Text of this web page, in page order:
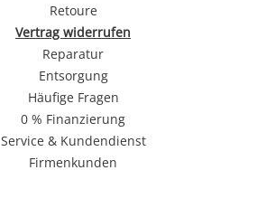
Retoure
Vertrag widerrufen
Reparatur
Entsorgung
Häufige Fragen
0 % Finanzierung
Service & Kundendienst
Firmenkunden